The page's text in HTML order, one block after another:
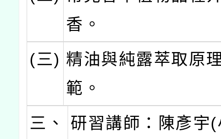
香。
(三) 精油與純露萃取原
範。
三、
研習講師：陳彥宇